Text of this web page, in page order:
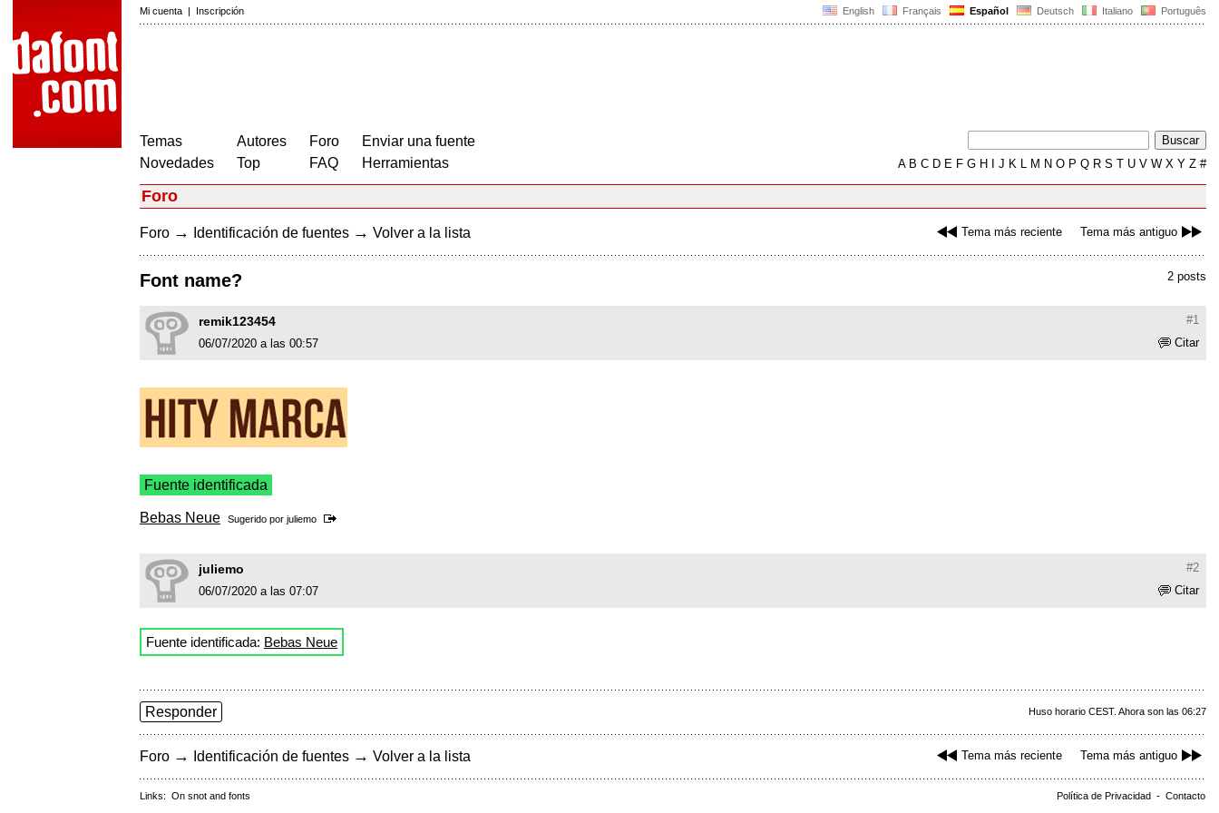
English Français Español Deutsch Italiano Português
Mi cuenta | Inscripción
Temas
Novedades
Autores
Top
Foro
FAQ
Enviar una fuente
Herramientas
AB C D E F G H J K L M N O P Q R S T U V W X Y Z #
Foro
Tema más reciente Tema más antiguo
Foro → Identificación de fuentes → Volver a la lista
2 posts
Font name?
#1
remik123454
Citar
06/07/2020 a las 00:57
Fuente identificada
Bebas Neue Sugerido por juliemo
#2
juliemo
Citar
06/07/2020 a las 07:07
Fuente identificada: Bebas Neue
Huso horario CEST. Ahora son las 06:27
Responder
Tema más reciente Tema más antiguo
Foro → Identificación de fuentes → Volver a la lista
Política de Privacidad - Contacto
Links: On snot and fonts